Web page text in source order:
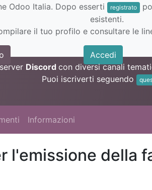
Odoo Italia. Dopo esserti registrato
esistenti.
il tuo profilo e consultare le
Accedi
Discord con diversi canali
Puoi iscriverti seguendo
Informazioni
l'emissione della